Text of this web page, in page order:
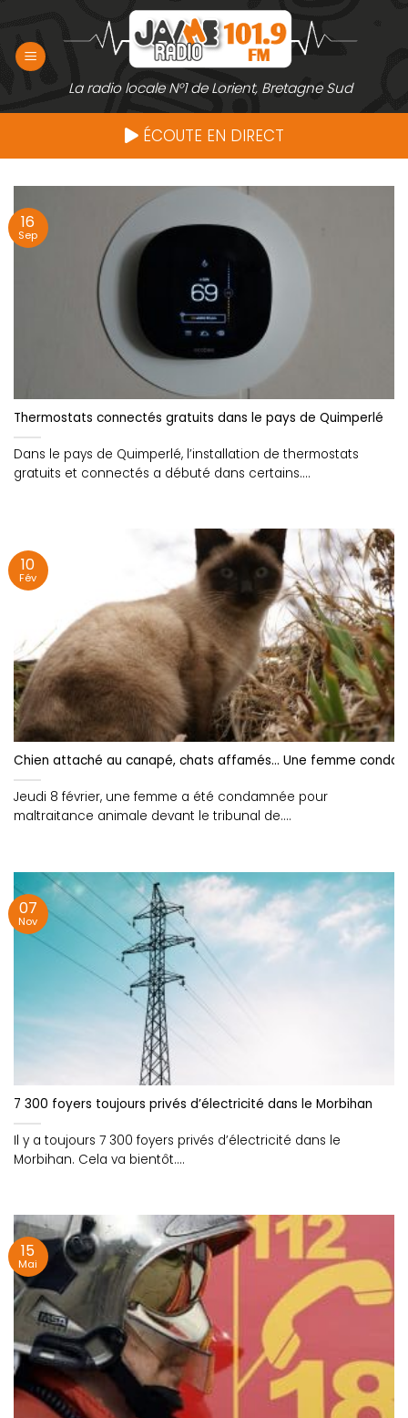
contenu
La radio locale N°1 de Lorient, Bretagne Sud
ÉCOUTE EN DIRECT
Thermostats connectés gratuits dans le pays de Quimperlé
Dans le pays de Quimperlé, l’installation de thermostats
gratuits et connectés a débuté dans certains....
16
Sep
Chien attaché au canapé, chats affamés… Une femme
Jeudi 8 février, une femme a été condamnée pour
maltraitance animale devant le tribunal de....
10
Fév
7 300 foyers toujours privés d’électricité dans le Morbihan
Il y a toujours 7 300 foyers privés d’électricité dans le
Morbihan. Cela va bientôt....
07
Nov
15
Mai